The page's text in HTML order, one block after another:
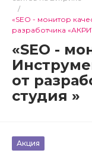
/
«SEO - монитор
разработчика
«SEO -
от
студия »
Акция